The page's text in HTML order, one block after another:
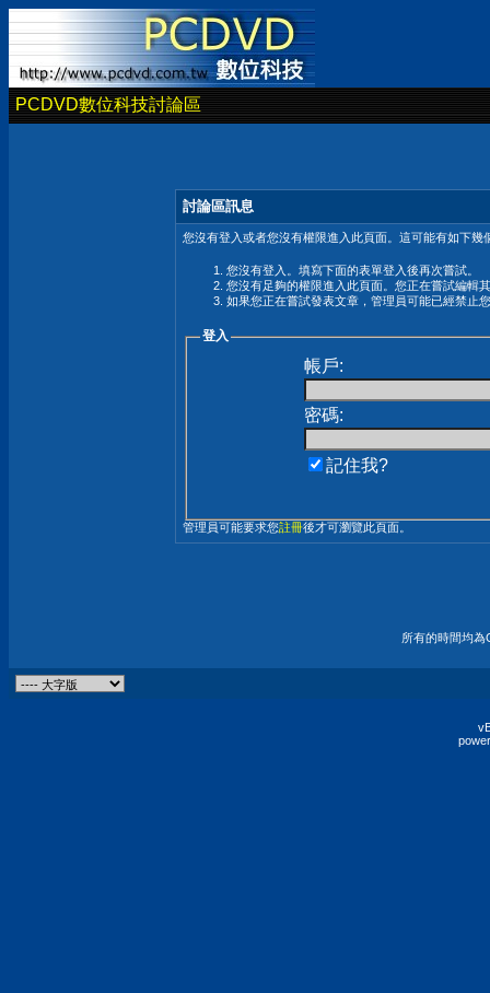
PCDVD數位科技討論區
討論區訊息
您沒有登入或者您沒有權限進入此頁面。這可能有如下幾
您沒有登入。填寫下面的表單登入後再次嘗試。
您沒有足夠的權限進入此頁面。您正在嘗試編輯
如果您正在嘗試發表文章，管理員可能已經禁止
登入
帳戶:
密碼:
記住我?
管理員可能要求您註冊後才可瀏覽此頁面。
所有的時間均為